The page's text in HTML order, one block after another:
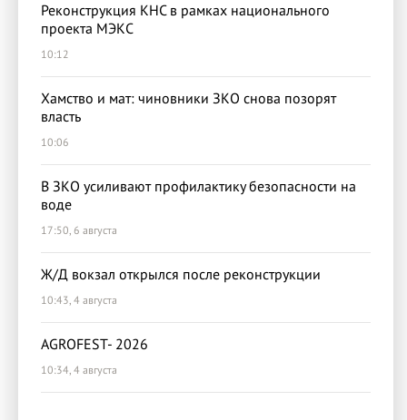
Реконструкция КНС в рамках национального
проекта МЭКС
10:12
Хамство и мат: чиновники ЗКО снова позорят
власть
10:06
В ЗКО усиливают профилактику безопасности на
воде
17:50, 6 августа
Ж/Д вокзал открылся после реконструкции
10:43, 4 августа
AGROFEST- 2026
10:34, 4 августа